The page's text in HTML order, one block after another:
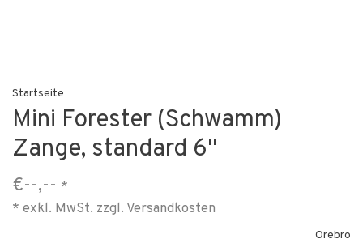
Startseite
Mini Forester (Schwamm)
Zange, standard 6"
€--,-- *
* exkl. MwSt. zzgl. Versandkosten
Orebro